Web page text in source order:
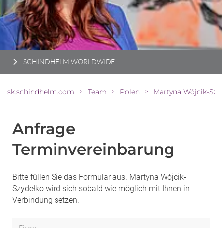
SCHINDHELM WORLDWIDE
sk.schindhelm.com > Team > Polen >
Anfrage
Terminvereinbarung
Bitte füllen Sie das Formular aus. Martyna Wójcik-
Szydełko wird sich sobald wie möglich mit Ihnen in
Verbindung setzen.